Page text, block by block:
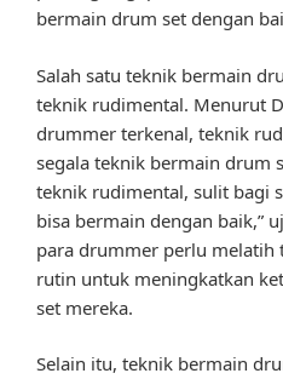
bermain drum set dengan
Salah satu teknik bermain
teknik rudimental. Menurut
drummer terkenal, teknik
segala teknik bermain drum
teknik rudimental, sulit bagi
bisa bermain dengan baik,”
para drummer perlu melatih
rutin untuk meningkatkan
set mereka.
Selain itu, teknik bermain